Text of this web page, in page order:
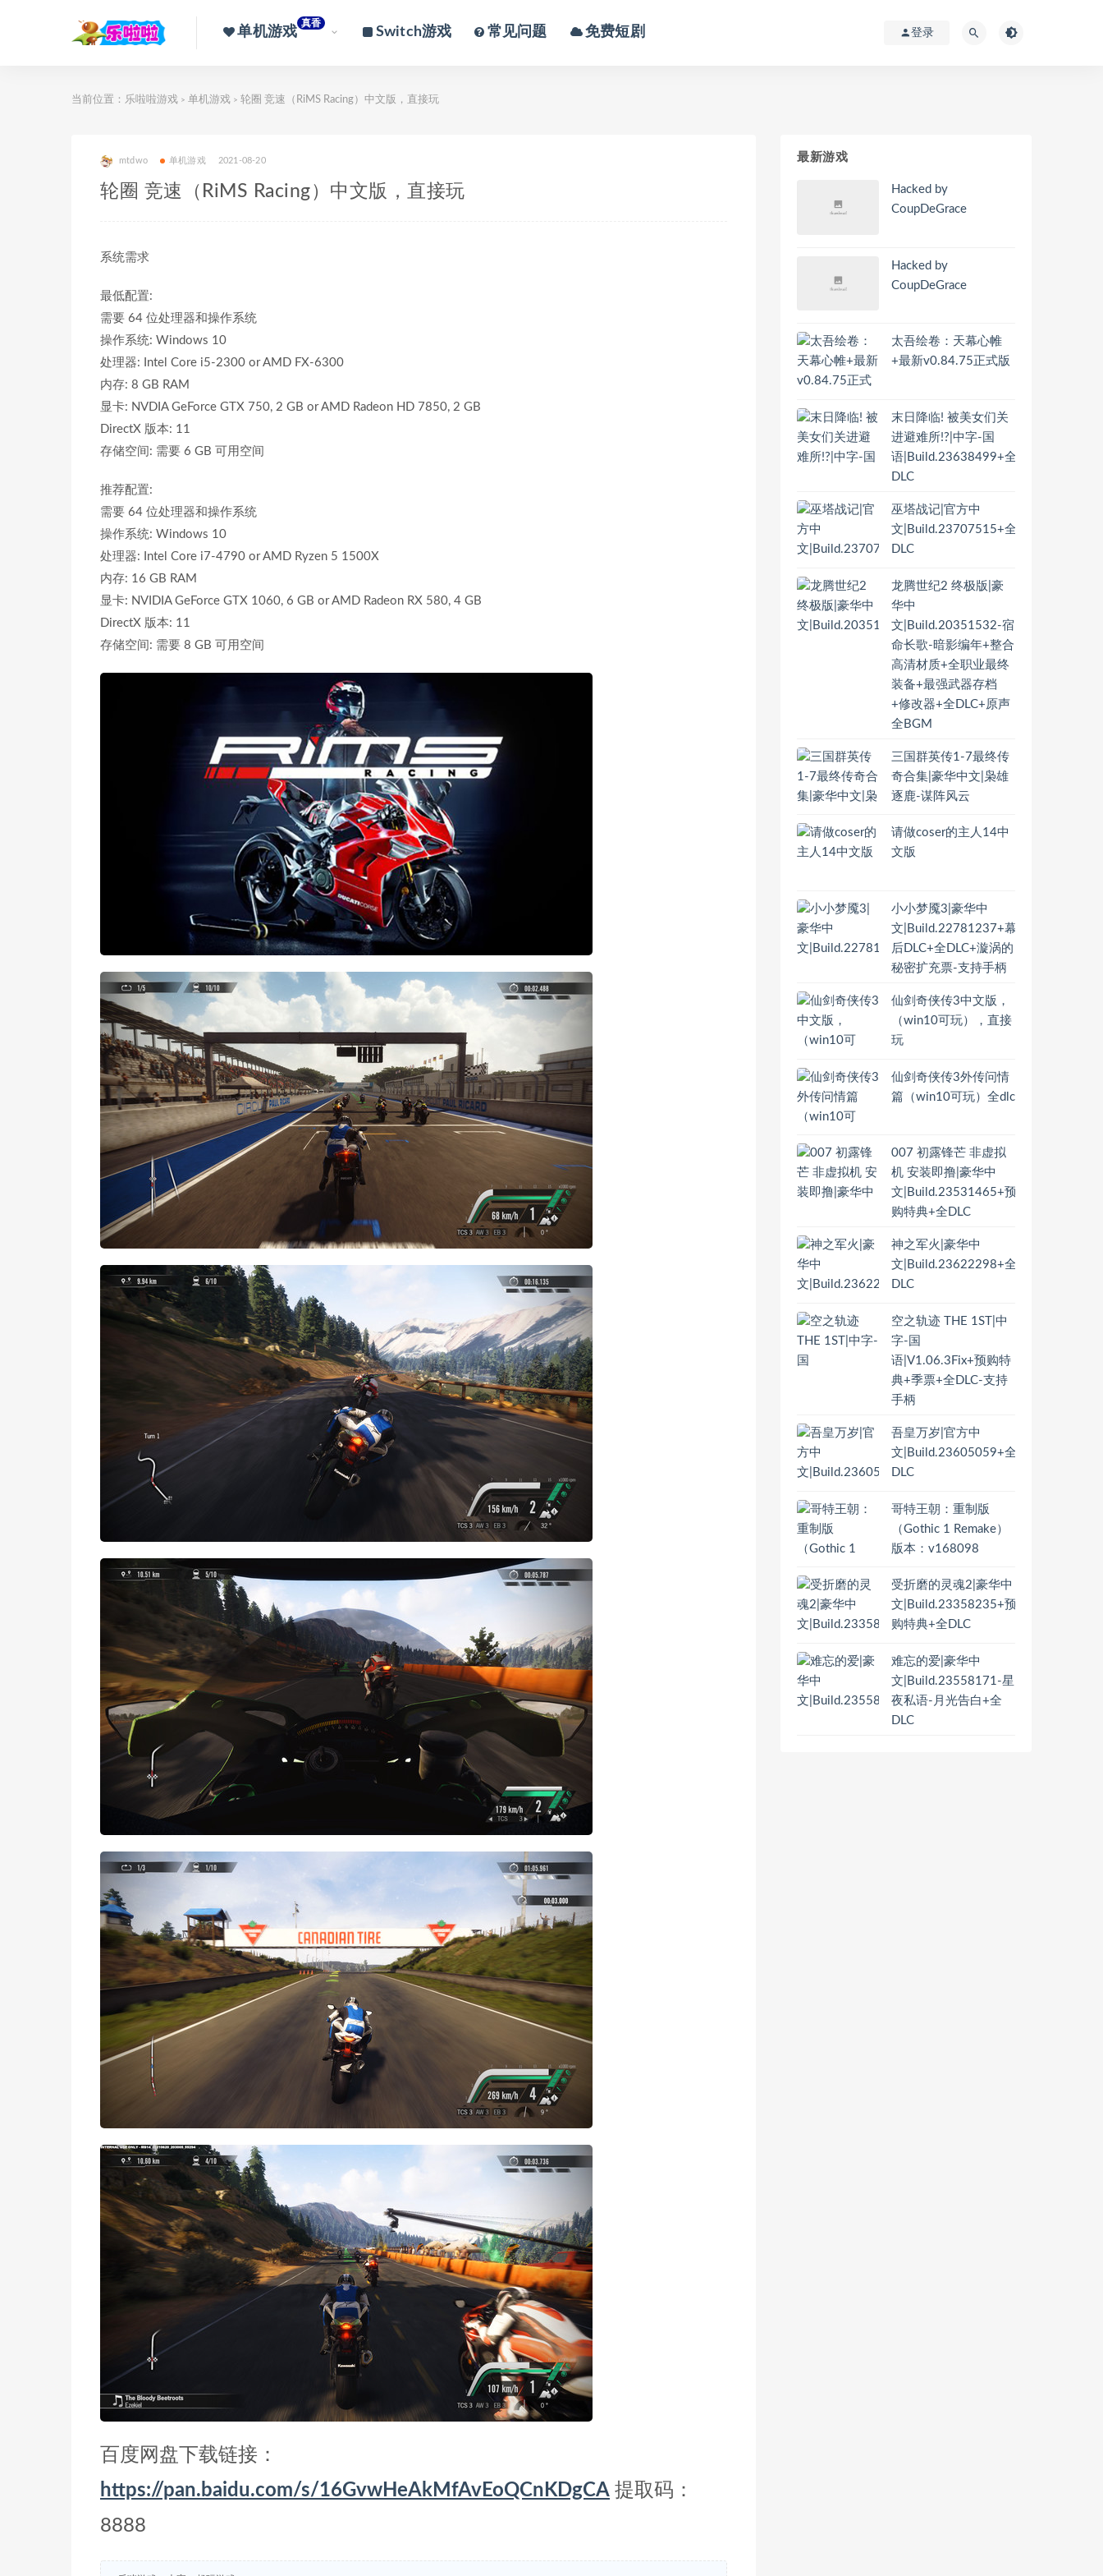
单机游戏
真香
Switch游戏 常见问题 免费短剧 登录
当前位置： 乐啦啦游戏 > 单机游戏 > 轮圈 竞速（RiMS Racing）中文版，直接玩
mtdwo 单机游戏 2021-08-20
轮圈 竞速（RiMS Racing）中文版，直接玩
系统需求
最低配置:
需要 64 位处理器和操作系统
操作系统: Windows 10
处理器: Intel Core i5-2300 or AMD FX-6300
内存: 8 GB RAM
显卡: NVDIA GeForce GTX 750, 2 GB or AMD Radeon HD 7850, 2 GB
DirectX 版本: 11
存储空间: 需要 6 GB 可用空间
推荐配置:
需要 64 位处理器和操作系统
操作系统: Windows 10
处理器: Intel Core i7-4790 or AMD Ryzen 5 1500X
内存: 16 GB RAM
显卡: NVIDIA GeForce GTX 1060, 6 GB or AMD Radeon RX 580, 4 GB
DirectX 版本: 11
存储空间: 需要 8 GB 可用空间
百度网盘下载链接：
https://pan.baidu.com/s/16GvwHeAkMfAvEoQCnKDgCA 提取码：
8888
最新游戏
Hacked by
CoupDeGrace
Hacked by
CoupDeGrace
太吾绘卷：天幕心帷
+最新v0.84.75正式版
末日降临! 被美女们关
进避难所!?|中字-国
语|Build.23638499+全
DLC
巫塔战记|官方中
文|Build.23707515+全
DLC
龙腾世纪2 终极版|豪
华中
文|Build.20351532-宿
命长歌-暗影编年+整合
高清材质+全职业最终
装备+最强武器存档
+修改器+全DLC+原声
全BGM
三国群英传1-7最终传
奇合集|豪华中文|枭雄
逐鹿-谋阵风云
请做coser的主人14中
文版
小小梦魇3|豪华中
文|Build.22781237+幕
后DLC+全DLC+漩涡的
秘密扩充票-支持手柄
仙剑奇侠传3中文版，
（win10可玩），直接
玩
仙剑奇侠传3外传问情
篇（win10可玩）全dlc
007 初露锋芒 非虚拟
机 安装即撸|豪华中
文|Build.23531465+预
购特典+全DLC
神之军火|豪华中
文|Build.23622298+全
DLC
空之轨迹 THE 1ST|中
字-国
语|V1.06.3Fix+预购特
典+季票+全DLC-支持
手柄
吾皇万岁|官方中
文|Build.23605059+全
DLC
哥特王朝：重制版
（Gothic 1 Remake）
版本：v168098
受折磨的灵魂2|豪华中
文|Build.23358235+预
购特典+全DLC
难忘的爱|豪华中
文|Build.23558171-星
夜私语-月光告白+全
DLC